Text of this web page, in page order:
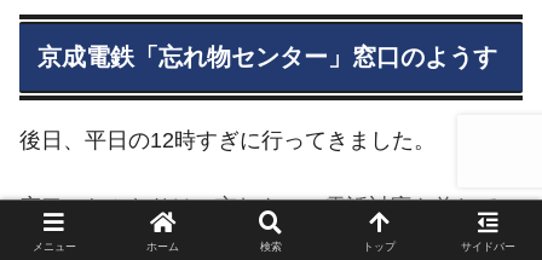
京成電鉄「忘れ物センター」窓口のようす
後日、平日の12時すぎに行ってきました。
窓口のおふたりは、忘れものの電話対応も兼ねてい
るらしく、とても忙しそうでした。
メニュー ホーム 検索 トップ サイドバー